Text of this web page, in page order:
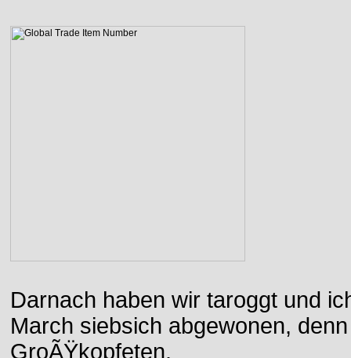
Darnach haben wir taroggt und
March siebsich abgewonen,
GroÃŸkopfeten.